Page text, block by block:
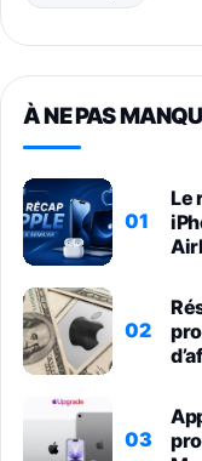
À NE PAS
01
Le
02
03